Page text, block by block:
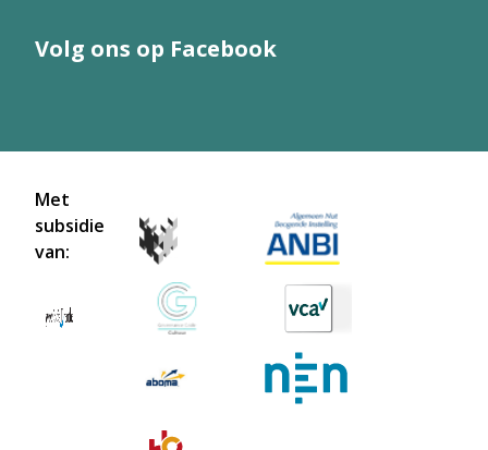
Volg ons op Facebook
Met
subsidie
van: